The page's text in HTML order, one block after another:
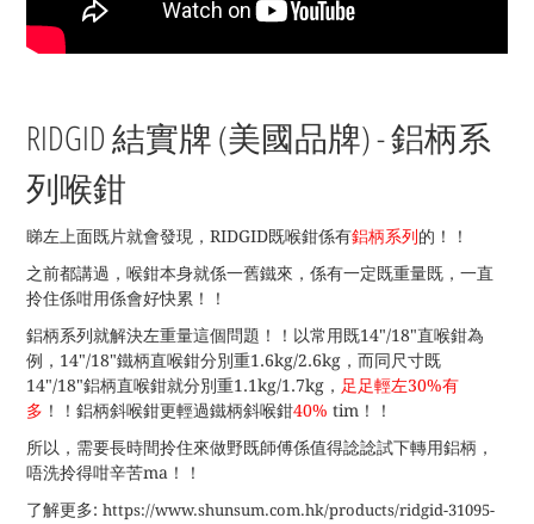
RIDGID 結實牌 (美國品牌) - 鋁柄系
列喉鉗
睇左上面既片就會發現，RIDGID既喉鉗係有鋁柄系列 的！！
之前都講過，喉鉗本身就係一舊鐵來，係有一定既重量既，一直
拎住係咁用係會好快累！！
鋁柄系列就解決左重量這個問題！！以常用既14"/18"直喉鉗為
例，14"/18"鐵柄直喉鉗分別重1.6kg/2.6kg，而同尺寸既
14"/18"鋁柄直喉鉗就分別重1.1kg/1.7kg， 足足輕左30%有
多 ！！鋁柄斜喉鉗更輕過鐵柄斜喉鉗40% tim！！
所以，需要長時間拎住來做野既師傅係值得諗諗試下轉用鋁柄，
唔洗拎得咁辛苦ma！！
了解更多: https://www.shunsum.com.hk/products/ridgid-31095-